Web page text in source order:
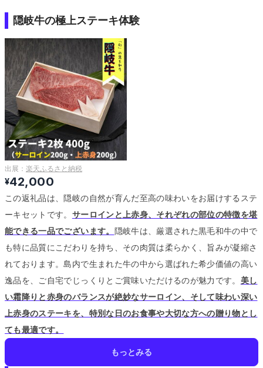
隠岐牛の極上ステーキ体験
出展： 楽天ふるさと納税
¥42,000
この返礼品は、隠岐の自然が育んだ至高の味わいをお届けするステ
ーキセットです。 サーロインと上赤身、それぞれの部位の特徴を堪
能できる一品でございます。 隠岐牛は、厳選された黒毛和牛の中で
も特に品質にこだわりを持ち、その肉質は柔らかく、旨みが凝縮さ
れております。島内で生まれた牛の中から選ばれた希少価値の高い
逸品を、ご自宅でじっくりとご賞味いただけるのが魅力です。 美し
い霜降りと赤身のバランスが絶妙なサーロイン、そして味わい深い
上赤身のステーキを、特別な日のお食事や大切な方への贈り物とし
ても最適です。
もっとみる